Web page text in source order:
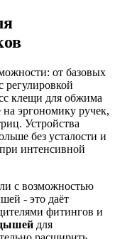
от базовых
регулировкой
клещи для обжима
эргономику ручек,
Устройства
без усталости и
интенсивной
с возможностью
- это даёт
фитингов и
для